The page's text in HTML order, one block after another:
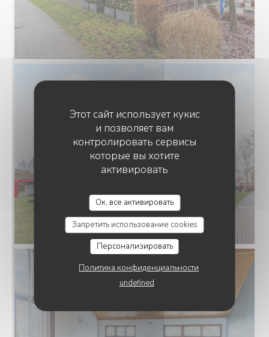
Этот сайт использует кукис
и позволяет вам
контролировать сервисы
которые вы хотите
активировать
Ок, все активировать
Запретить использование cookies
Персонализировать
Политика конфиденциальности
undefined
RESTAURANT-BRASSERIE MESS CAFÉ SÀRL